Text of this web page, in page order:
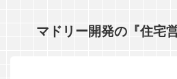
マドリー開発の『住宅